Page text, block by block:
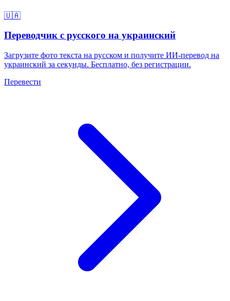
🇺🇦
Переводчик с русского на украинский
Загрузите фото текста на русском и получите ИИ-перевод на
украинский за секунды. Бесплатно, без регистрации.
Перевести